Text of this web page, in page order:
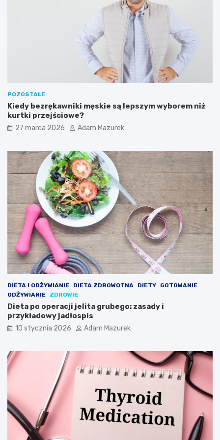
POZOSTAŁE
Kiedy bezrękawniki męskie są lepszym wyborem niż
kurtki przejściowe?
27 marca 2026 Adam Mazurek
DIETA I ODŻYWIANIE DIETA ZDROWOTNA DIETY
GOTOWANIE
ODŻYWIANIE
ZDROWIE
Dieta po operacji jelita grubego: zasady i
przykładowy jadłospis
10 stycznia 2026 Adam Mazurek